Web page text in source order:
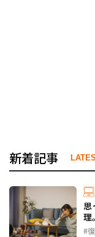
新着記事
思
理